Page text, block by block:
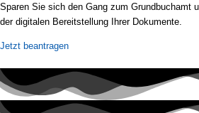
Sparen Sie sich den Gang zum Grundbuchamt
der digitalen Bereitstellung Ihrer Dokumente.
Jetzt beantragen